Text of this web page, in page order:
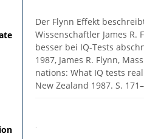
Der Flynn Effekt
Wissenschaftler James
besser bei IQ-Tests
1987, James R. Flynn,
nations: What IQ tests
New Zealand 1987. S.
·